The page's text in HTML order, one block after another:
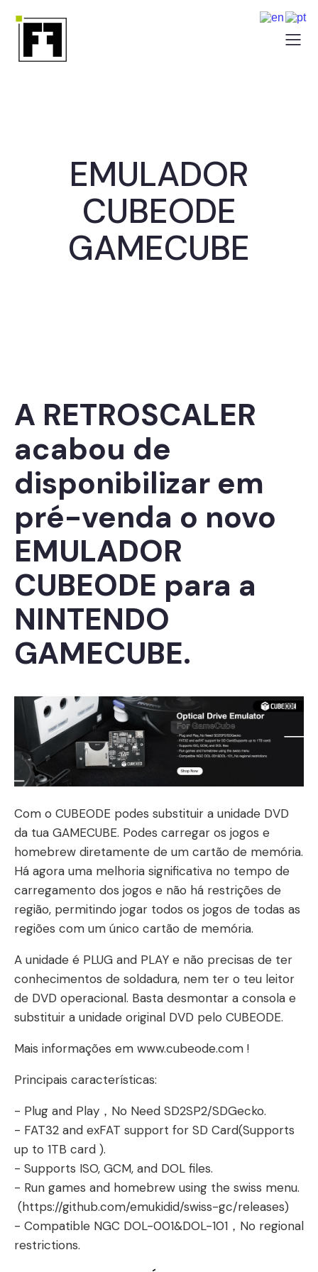
EMULADOR
CUBEODE
GAMECUBE
A RETROSCALER
acabou de
disponibilizar em
pré-venda o novo
EMULADOR
CUBEODE para a
NINTENDO
GAMECUBE.
Com o CUBEODE podes substituir a unidade DVD
da tua GAMECUBE. Podes carregar os jogos e
homebrew diretamente de um cartão de memória.
Há agora uma melhoria significativa no tempo de
carregamento dos jogos e não há restrições de
região, permitindo jogar todos os jogos de todas as
regiões com um único cartão de memória.
A unidade é PLUG and PLAY e não precisas de ter
conhecimentos de soldadura, nem ter o teu leitor
de DVD operacional. Basta desmontar a consola e
substituir a unidade original DVD pelo CUBEODE.
Mais informações em www.cubeode.com !
Principais características:
- Plug and Play，No Need SD2SP2/SDGecko.
- FAT32 and exFAT support for SD Card(Supports
up to 1TB card ).
- Supports ISO, GCM, and DOL files.
- Run games and homebrew using the swiss menu.
(https://github.com/emukidid/swiss-gc/releases)
- Compatible NGC DOL-001&DOL-101，No regional
restrictions.